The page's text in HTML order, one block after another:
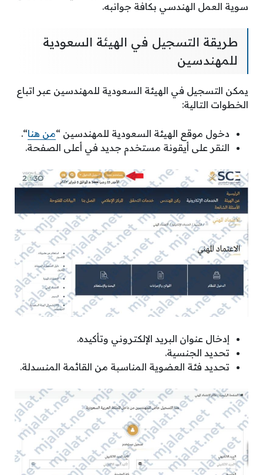
سوية العمل الهندسي بكافة جوانبه.
طريقة التسجيل في الهيئة السعودية
للمهندسين
يمكن التسجيل في الهيئة السعودية للمهندسين عبر اتباع
الخطوات التالية:
دخول موقع الهيئة السعودية للمهندسين “من هنا“.
النقر على أيقونة مستخدم جديد في أعلى الصفحة.
إدخال عنوان البريد الإلكتروني وتأكيده.
تحديد الجنسية.
تحديد فئة العضوية المناسبة من القائمة المنسدلة.